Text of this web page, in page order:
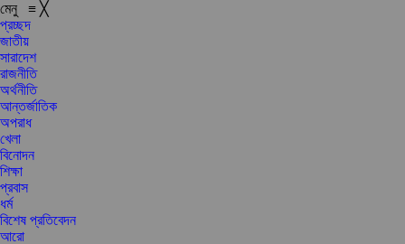
মেনু ≡ ╳
প্রচ্ছদ
জাতীয়
সারাদেশ
রাজনীতি
অর্থনীতি
আন্তর্জাতিক
অপরাধ
খেলা
বিনোদন
শিক্ষা
প্রবাস
ধর্ম
বিশেষ প্রতিবেদন
আরো